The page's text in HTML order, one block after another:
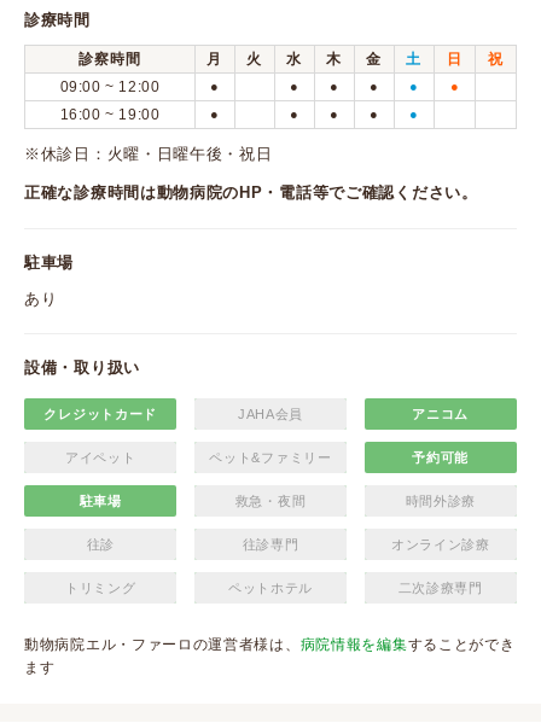
診療時間
診察時間 月 火 水 木 金 土 日
祝
09:00 ~ 12:00
● ● ● ● ● ●
16:00 ~ 19:00 ● ● ● ● ●
※休診日：火曜・日曜午後・祝日
正確な診療時間は動物病院のHP・電話等でご確認ください。
駐車場
あり
設備・取り扱い
クレジットカード JAHA会員 アニコム
アイペット ペット&ファミリー 予約可能
駐車場 救急・夜間 時間外診療
往診 往診専門 オンライン診療
トリミング ペットホテル 二次診療専門
動物病院エル・ファーロの運営者様は、 病院情報を編集することができ
ます